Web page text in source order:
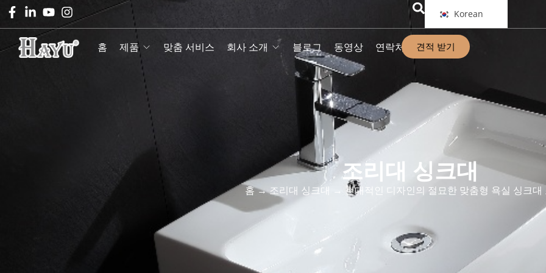
Korean
홈 제품 맞춤 서비스 회사 소개 블로그 동영상 연락처 견적 받기
조리대 싱크대
홈→조리대 싱크대 → 현대적인 디자인의 절묘한 맞춤형 욕실 싱크대